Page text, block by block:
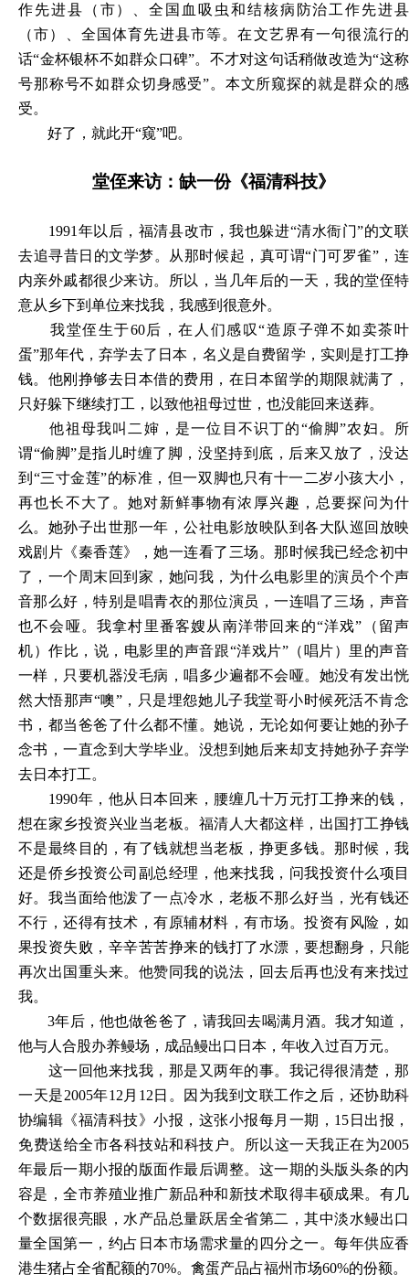
作先进县（市）、全国血吸虫和结核病防治工作先进县
（市）、全国体育先进县市等。在文艺界有一句很流行的
话“金杯银杯不如群众口碑”。不才对这句话稍做改造为“这称
号那称号不如群众切身感受”。本文所窥探的就是群众的感
受。
好了，就此开“窥”吧。
堂侄来访：缺一份《福清科技》
1991年以后，福清县改市，我也躲进“清水衙门”的文联
去追寻昔日的文学梦。从那时候起，真可谓“门可罗雀”，连
内亲外戚都很少来访。所以，当几年后的一天，我的堂侄特
意从乡下到单位来找我，我感到很意外。
我堂侄生于60后，在人们感叹“造原子弹不如卖茶叶
蛋”那年代，弃学去了日本，名义是自费留学，实则是打工挣
钱。他刚挣够去日本借的费用，在日本留学的期限就满了，
只好躲下继续打工，以致他祖母过世，也没能回来送葬。
他祖母我叫二婶，是一位目不识丁的“偷脚”农妇。所
谓“偷脚”是指儿时缠了脚，没坚持到底，后来又放了，没达
到“三寸金莲”的标准，但一双脚也只有十一二岁小孩大小，
再也长不大了。她对新鲜事物有浓厚兴趣，总要探问为什
么。她孙子出世那一年，公社电影放映队到各大队巡回放映
戏剧片《秦香莲》，她一连看了三场。那时候我已经念初中
了，一个周末回到家，她问我，为什么电影里的演员个个声
音那么好，特别是唱青衣的那位演员，一连唱了三场，声音
也不会哑。我拿村里番客嫂从南洋带回来的“洋戏”（留声
机）作比，说，电影里的声音跟“洋戏片”（唱片）里的声音
一样，只要机器没毛病，唱多少遍都不会哑。她没有发出恍
然大悟那声“噢”，只是埋怨她儿子我堂哥小时候死活不肯念
书，都当爸爸了什么都不懂。她说，无论如何要让她的孙子
念书，一直念到大学毕业。没想到她后来却支持她孙子弃学
去日本打工。
1990年，他从日本回来，腰缠几十万元打工挣来的钱，
想在家乡投资兴业当老板。福清人大都这样，出国打工挣钱
不是最终目的，有了钱就想当老板，挣更多钱。那时候，我
还是侨乡投资公司副总经理，他来找我，问我投资什么项目
好。我当面给他泼了一点冷水，老板不那么好当，光有钱还
不行，还得有技术，有原辅材料，有市场。投资有风险，如
果投资失败，辛辛苦苦挣来的钱打了水漂，要想翻身，只能
再次出国重头来。他赞同我的说法，回去后再也没有来找过
我。
3年后，他也做爸爸了，请我回去喝满月酒。我才知道，
他与人合股办养鳗场，成品鳗出口日本，年收入过百万元。
这一回他来找我，那是又两年的事。我记得很清楚，那
一天是2005年12月12日。因为我到文联工作之后，还协助科
协编辑《福清科技》小报，这张小报每月一期，15日出报，
免费送给全市各科技站和科技户。所以这一天我正在为2005
年最后一期小报的版面作最后调整。这一期的头版头条的内
容是，全市养殖业推广新品种和新技术取得丰硕成果。有几
个数据很亮眼，水产品总量跃居全省第二，其中淡水鳗出口
量全国第一，约占日本市场需求量的四分之一。每年供应香
港生猪占全省配额的70%。禽蛋产品占福州市场60%的份额。